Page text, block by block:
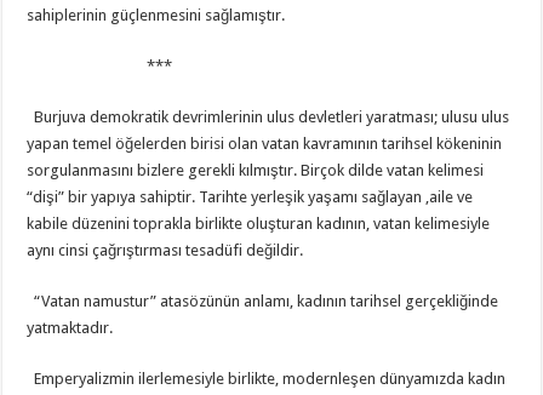
sahiplerinin güçlenmesini sağlamıştır.
***
Burjuva demokratik devrimlerinin ulus devletleri yaratması; ulusu ulus
yapan temel öğelerden birisi olan vatan kavramının tarihsel kökeninin
sorgulanmasını bizlere gerekli kılmıştır. Birçok dilde vatan kelimesi
“dişi” bir yapıya sahiptir. Tarihte yerleşik yaşamı sağlayan ,aile ve
kabile düzenini toprakla birlikte oluşturan kadının, vatan kelimesiyle
aynı cinsi çağrıştırması tesadüfi değildir.
“Vatan namustur” atasözünün anlamı, kadının tarihsel gerçekliğinde
yatmaktadır.
Emperyalizmin ilerlemesiyle birlikte, modernleşen dünyamızda kadın